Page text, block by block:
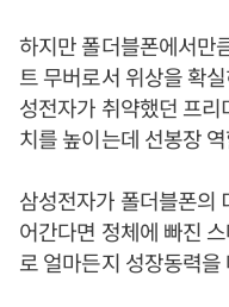
하지만 폴더블폰에서만
트 무버로서 위상을 확
성전자가 취약했던 프
치를 높이는데 선봉장
삼성전자가 폴더블폰의
어간다면 정체에 빠진
로 얼마든지 성장동력